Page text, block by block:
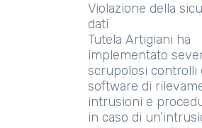
Violazione della
dati
Tutela Artigiani ha
implementato
scrupolosi controlli
software di
intrusioni e
in caso di